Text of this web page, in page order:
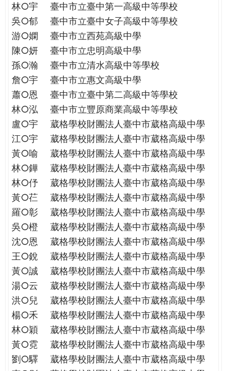
民。
WAGOR
TODAY
THE
WORLD
TOMORROW
PUTTING
YOU
THE
PATH
GLOBAL
CITIZENSHIP
林○宇
臺中市立臺中第一高級中等學校
吳○郁
臺中市立臺中女子高級中等學校
游○嫻
臺中市立西苑高級中學
陳○妍
臺中市立忠明高級中學
孫○瀚
臺中市立清水高級中等學校
詹○宇
臺中市立惠文高級中學
蕭○恩
臺中市立臺中第二高級中等學校
林○泓
臺中市立豐原商業高級中等學校
盧○宇
葳格學校財團法人臺中市葳格高級中學
江○宇
葳格學校財團法人臺中市葳格高級中學
黃○喻
葳格學校財團法人臺中市葳格高級中學
林○鏵
葳格學校財團法人臺中市葳格高級中學
林○伃
葳格學校財團法人臺中市葳格高級中學
黃○芢
葳格學校財團法人臺中市葳格高級中學
羅○彰
葳格學校財團法人臺中市葳格高級中學
吳○橙
葳格學校財團法人臺中市葳格高級中學
沈○恩
葳格學校財團法人臺中市葳格高級中學
王○銳
葳格學校財團法人臺中市葳格高級中學
黃○誠
葳格學校財團法人臺中市葳格高級中學
湯○云
葳格學校財團法人臺中市葳格高級中學
洪○兒
葳格學校財團法人臺中市葳格高級中學
楊○禾
葳格學校財團法人臺中市葳格高級中學
林○穎
葳格學校財團法人臺中市葳格高級中學
黃○霓
葳格學校財團法人臺中市葳格高級中學
劉○驛
葳格學校財團法人臺中市葳格高級中學